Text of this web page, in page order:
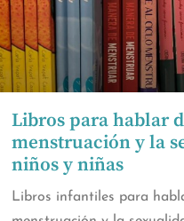
Libros para hablar
menstruación y la
niños y niñas
Libros infantiles para